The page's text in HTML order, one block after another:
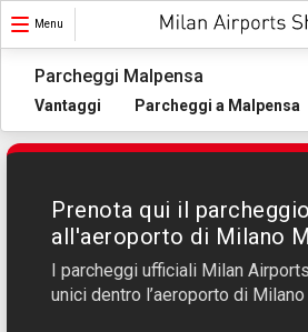
Menu
Parcheggi Malpensa
Vantaggi Parcheggi a Malpensa
Prenota qui il parcheggio
all'aeroporto di Milano
I parcheggi ufficiali Milan
unici dentro l’aeroporto di